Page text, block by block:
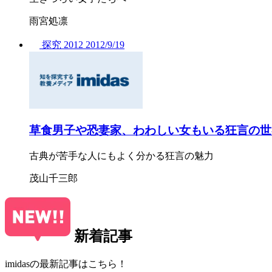
雨宮処凛
探究 2012 2012/9/19
草食男子や恐妻家、わわしい女もいる狂言の
古典が苦手な人にもよく分かる狂言の魅力
茂山千三郎
新着記事
imidasの最新記事はこちら！